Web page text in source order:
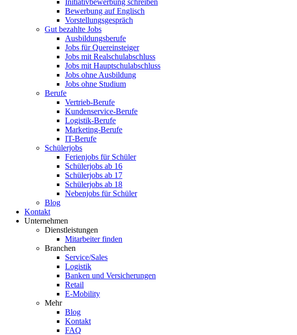
Initiativbewerbung schreiben
Bewerbung auf Englisch
Vorstellungsgespräch
Gut bezahlte Jobs
Ausbildungsberufe
Jobs für Quereinsteiger
Jobs mit Realschulabschluss
Jobs mit Hauptschulabschluss
Jobs ohne Ausbildung
Jobs ohne Studium
Berufe
Vertrieb-Berufe
Kundenservice-Berufe
Logistik-Berufe
Marketing-Berufe
IT-Berufe
Schülerjobs
Ferienjobs für Schüler
Schülerjobs ab 16
Schülerjobs ab 17
Schülerjobs ab 18
Nebenjobs für Schüler
Blog
Kontakt
Unternehmen
Dienstleistungen
Mitarbeiter finden
Branchen
Service/Sales
Logistik
Banken und Versicherungen
Retail
E-Mobility
Mehr
Blog
Kontakt
FAQ